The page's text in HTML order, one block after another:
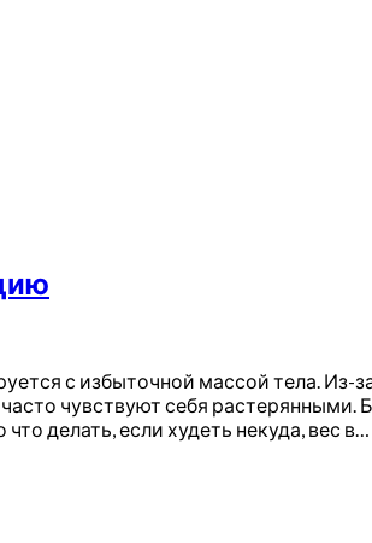
с избыточной массой тела.
чувствуют себя
делать, если худеть некуда, вес в…